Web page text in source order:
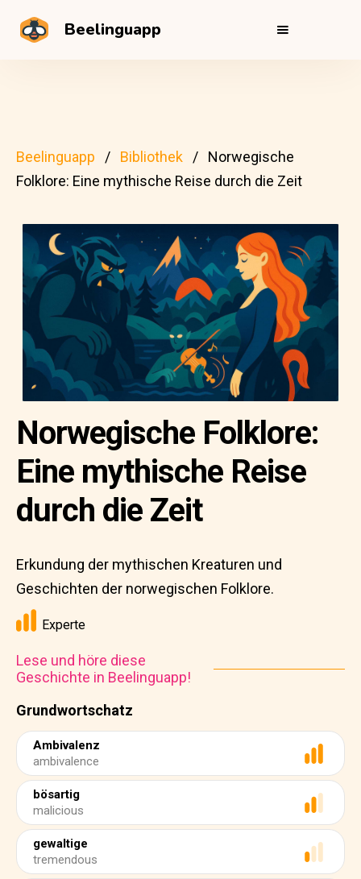
Beelinguapp
Beelinguapp Bibliothek
Norwegische
Folklore: Eine mythische Reise durch die Zeit
Grundwortschatz
Ambivalenz
ambivalence
bösartig
malicious
gewaltige
tremendous
Norwegische Folklore:
Eine mythische Reise
durch die Zeit
Erkundung der mythischen Kreaturen und
Geschichten der norwegischen Folklore.
Experte
Lese und höre diese
Geschichte in Beelinguapp!